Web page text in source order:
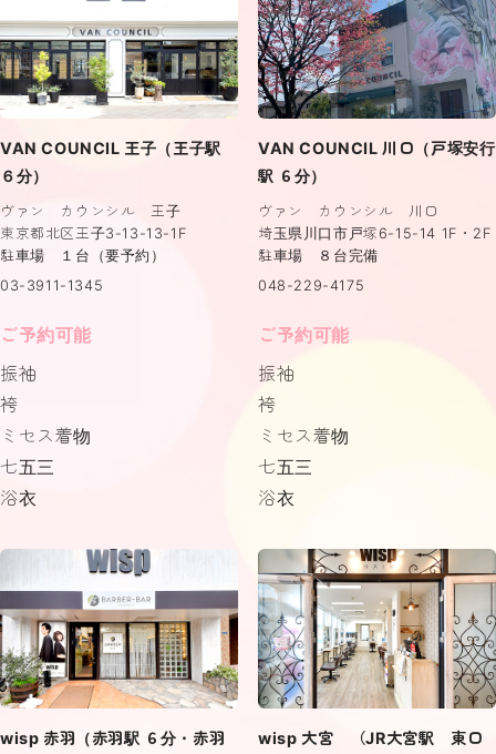
VAN COUNCIL 王子（王子駅
６分）
ヴァン カウンシル 王子
東京都北区王子3-13-13-1F
駐車場 １台（要予約）
03-3911-1345
ご予約可能
振袖
袴
ミセス着物
七五三
浴衣
VAN COUNCIL 川口（戸塚安行
駅 ６分）
ヴァン カウンシル 川口
埼玉県川口市戸塚6-15-14 1F・2F
駐車場 ８台完備
048-229-4175
ご予約可能
振袖
袴
ミセス着物
七五三
浴衣
wisp 赤羽（赤羽駅 ６分・赤羽
wisp 大宮 （JR大宮駅 東口